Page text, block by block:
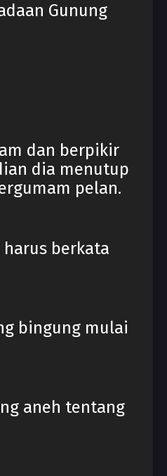
Gunung
dan berpikir
dia menutup
pelan.
berkata
bingung mulai
aneh tentang